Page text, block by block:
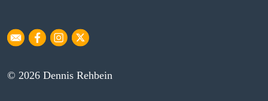
© 2026 Dennis Rehbein